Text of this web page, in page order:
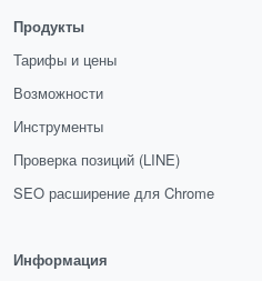
Продукты
Тарифы и цены
Возможности
Инструменты
Проверка позиций (LINE)
SEO расширение для Chrome
Информация